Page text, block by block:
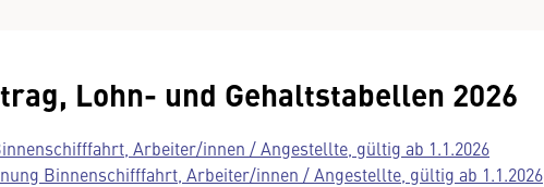
Lohn- und Gehaltstabellen 2026
Arbeiter/innen / Angestellte, gültig ab 1.1.2026
Binnenschifffahrt, Arbeiter/innen / Angestellte, gültig ab 1.1.2026